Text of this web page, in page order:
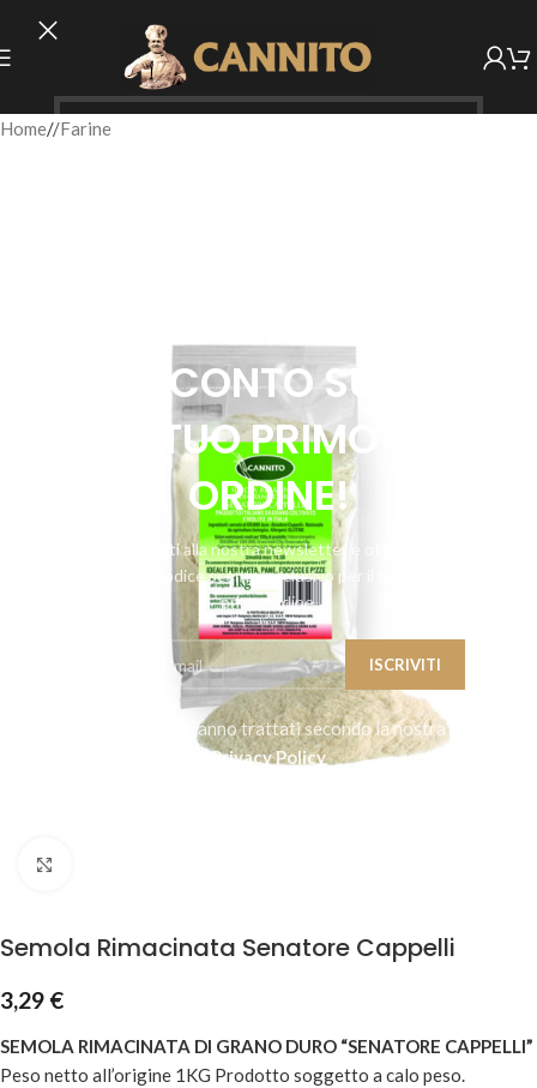
SCONTO SUL
TUO PRIMO
ORDINE!
Unisciti alla nostra newsletter e ottieni
un codice sconto esclusivo per il tuo
primo ordine.
I tuoi dati saranno trattati secondo la nostra
Privacy Policy
Home/ Farine
Semola Rimacinata Senatore Cappelli
3,29 €
SEMOLA RIMACINATA DI GRANO DURO “SENATORE CAPPELLI”
Peso netto all’origine 1KG Prodotto soggetto a calo peso.